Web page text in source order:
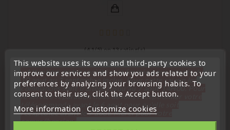
( 4,1 /5) on 13 rating(s)
Compatible with Citroën
Remote Key Fob Case Compatible With Xsara Xantia
Evasion Jumpy 806 Expert
€13.99Price
This website uses its own and third-party cookies to
improve our services and show you ads related to your
preferences by analyzing your browsing habits. To
consent to their use, click the Accept button.
More information Customize cookies
« Attention, notre société sera fermée pour congés du
10 aout au 1 septembre inclus. Pour cette raison les
commandes sont traitées jusqu'au 7 aout 14H00. Pour
le service réparation nous devons réceptionner votre
télécommande avant le 6 aout pour qu'elle soit
réexpédiée avant le 7 aout. Merci pour votre
compréhension»